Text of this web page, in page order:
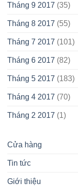
Tháng 9 2017 (35)
Tháng 8 2017 (55)
Tháng 7 2017 (101)
Tháng 6 2017 (82)
Tháng 5 2017 (183)
Tháng 4 2017 (70)
Tháng 2 2017 (1)
Cửa hàng
Tin tức
Giới thiệu